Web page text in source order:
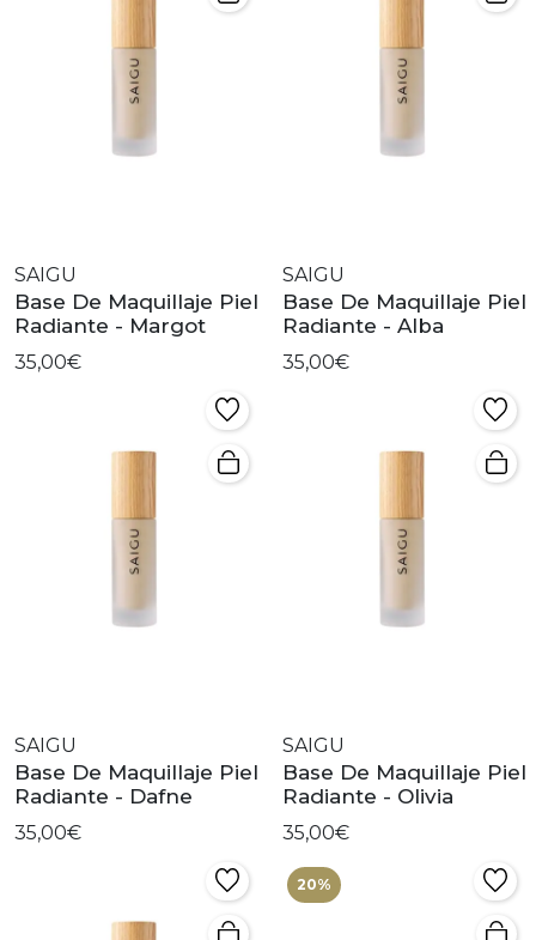
SAIGU
Base De Maquillaje Piel
Radiante - Margot
35,00€
SAIGU
Base De Maquillaje Piel
Radiante - Alba
35,00€
SAIGU
Base De Maquillaje Piel
Radiante - Dafne
35,00€
SAIGU
Base De Maquillaje Piel
Radiante - Olivia
35,00€
20%